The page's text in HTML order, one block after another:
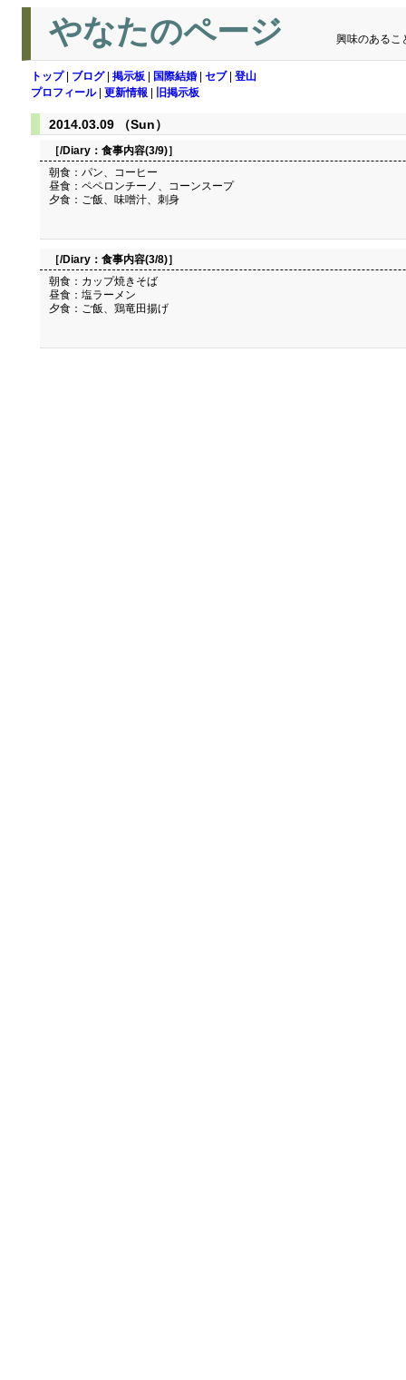
やなたのページ 興味のあるこ
トップ| ブログ| 掲示板 国際結婚 セブ| 登山
プロフィール| 更新情報 旧掲示板
2014.03.09 （Sun）
［/Diary： 食事内容(3/9)］
朝食：パン、コーヒー
昼食：ペペロンチーノ、コーンスープ
夕食：ご飯、味噌汁、刺身
［/Diary： 食事内容(3/8)］
朝食：カップ焼きそば
昼食：塩ラーメン
夕食：ご飯、鶏竜田揚げ